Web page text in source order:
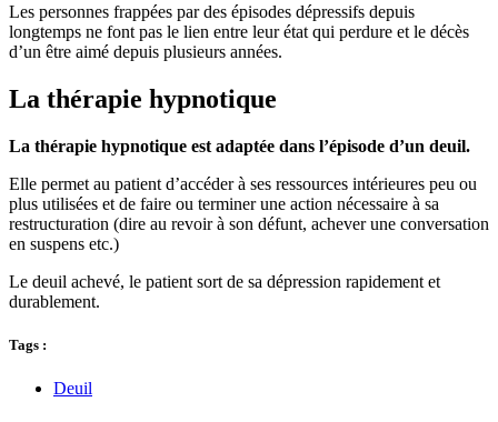
Les personnes frappées par des épisodes dépressifs depuis
longtemps ne font pas le lien entre leur état qui perdure et le décès
d’un être aimé depuis plusieurs années.
La thérapie hypnotique
La thérapie hypnotique est adaptée dans l’épisode d’un deuil.
Elle permet au patient d’accéder à ses ressources intérieures peu ou
plus utilisées et de faire ou terminer une action nécessaire à sa
restructuration (dire au revoir à son défunt, achever une conversation
en suspens etc.)
Le deuil achevé, le patient sort de sa dépression rapidement et
durablement.
Tags :
Deuil